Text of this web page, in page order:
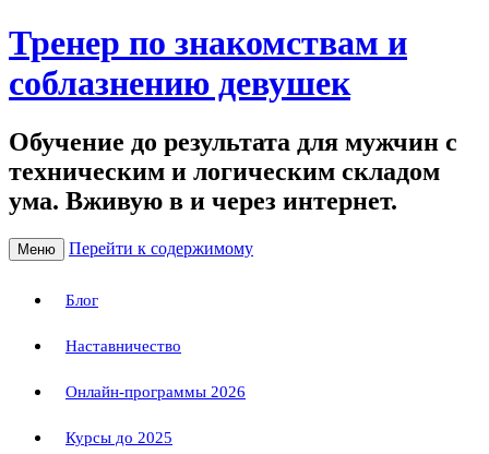
Тренер по знакомствам и
соблазнению девушек
Обучение до результата для мужчин с
техническим и логическим складом
ума. Вживую в и через интернет.
Меню Перейти к содержимому
Блог
Наставничество
Онлайн-программы 2026
Курсы до 2025